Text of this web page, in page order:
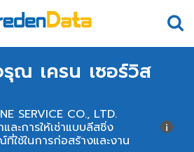
ณ เครน เซอร์วิส
SERVICE CO., LTD.
ละการให้เช่าแบบลีสซิ่ง
ใช้ในการก่อสร้างและงาน